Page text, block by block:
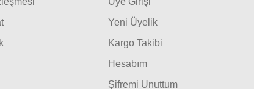
Yeni Üyelik
Kargo Takibi
Hesabım
Şifremi Unuttum